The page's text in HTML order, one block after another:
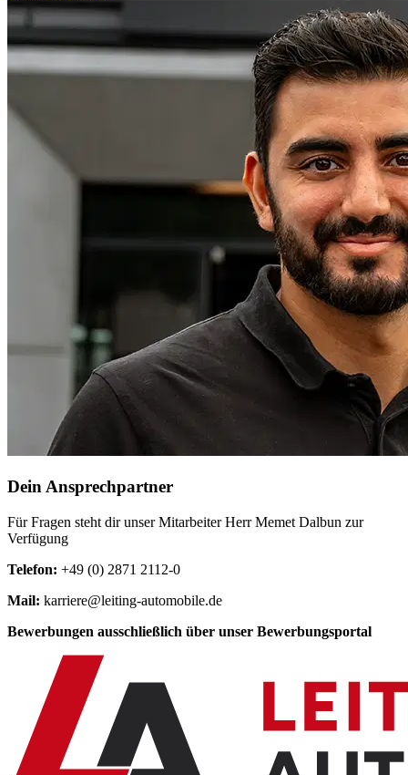
Dein Ansprechpartner
Für Fragen steht dir unser Mitarbeiter Herr Memet Dalbun zur
Verfügung
Telefon: +49 (0) 2871 2112-0
Mail: karriere@leiting-automobile.de
Bewerbungen ausschließlich über unser Bewerbungsportal